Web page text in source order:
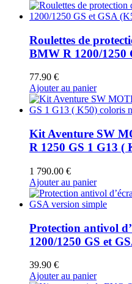
Roulettes de
BMW R 1200/1250
77.90 €
Ajouter au panier
Kit Aventure SW
R 1250 GS 1 G13 (
1 790.00 €
Ajouter au panier
Protection antivol
1200/1250 GS et
39.90 €
Ajouter au panier